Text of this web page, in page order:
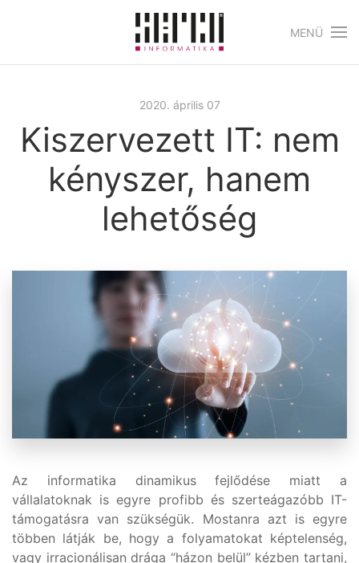
Skip to main content
MENÜ
2020. április 07
Kiszervezett IT: nem
kényszer, hanem
lehetőség
Az informatika dinamikus fejlődése miatt a
vállalatoknak is egyre profibb és szerteágazóbb IT-
támogatásra van szükségük. Mostanra azt is egyre
többen látják be, hogy a folyamatokat képtelenség,
vagy irracionálisan drága “házon belül” kézben tartani,